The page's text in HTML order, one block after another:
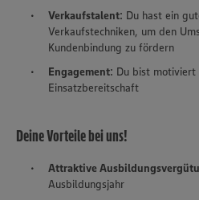
Verkaufstalent: Du hast ein
Verkaufstechniken, um den
Kundenbindung zu fördern
Engagement: Du bist motiviert
Einsatzbereitschaft
Deine Vorteile bei uns!
Attraktive
Ausbildungsjahr